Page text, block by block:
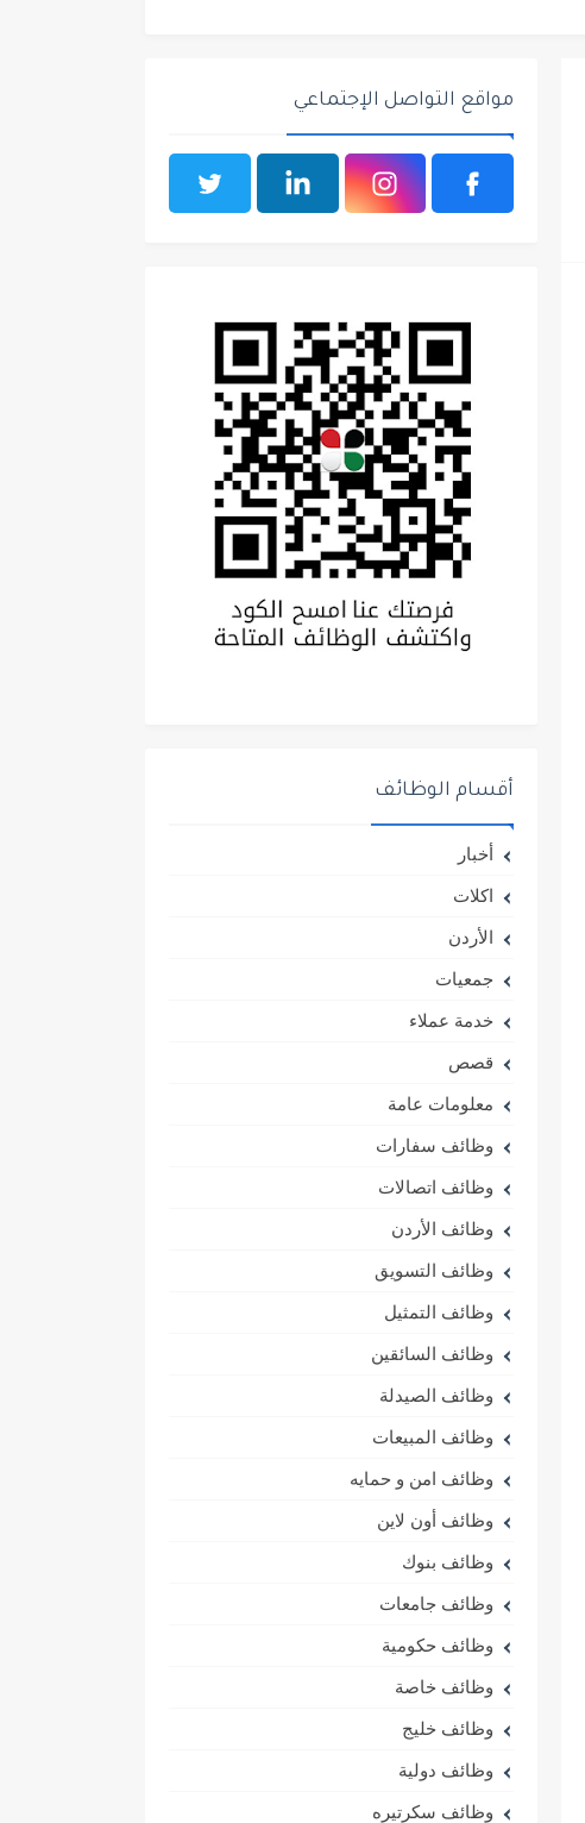
مواقع التواصل الإجتماعي
أقسام الوظائف
أخبار
اكلات
الأردن
جمعيات
خدمة عملاء
قصص
معلومات عامة
وظائف سفارات
وظائف اتصالات
وظائف الأردن
وظائف التسويق
وظائف التمثيل
وظائف السائقين
وظائف الصيدلة
وظائف المبيعات
وظائف امن و حمايه
وظائف أون لاين
وظائف بنوك
وظائف جامعات
وظائف حكومية
وظائف خاصة
وظائف خليج
وظائف دولية
وظائف سكرتيره